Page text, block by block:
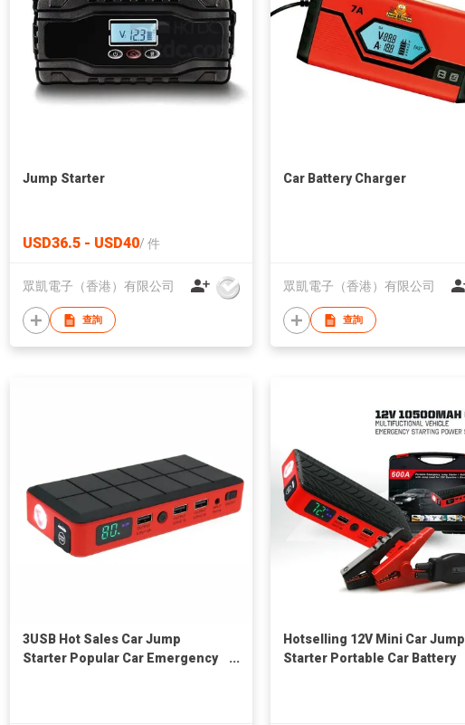
Jump Starter
USD36.5 - USD40/ 件
眾凱電子（香港）有限公司
查詢
Car Battery Charger
眾凱電子（香港）有限公司
查詢
3USB Hot Sales Car Jump
Starter Popular Car Emergency
Hotselling 12V Mini Car Jump
Starter Portable Car Battery